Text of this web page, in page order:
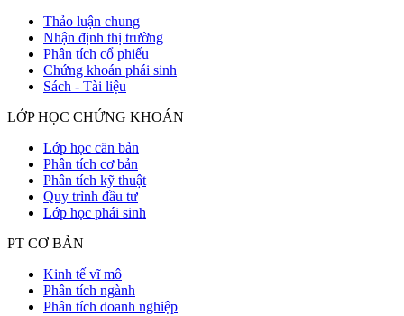
Thảo luận chung
Nhận định thị trường
Phân tích cổ phiếu
Chứng khoán phái sinh
Sách - Tài liệu
LỚP HỌC CHỨNG KHOÁN
Lớp học căn bản
Phân tích cơ bản
Phân tích kỹ thuật
Quy trình đầu tư
Lớp học phái sinh
PT CƠ BẢN
Kinh tế vĩ mô
Phân tích ngành
Phân tích doanh nghiệp